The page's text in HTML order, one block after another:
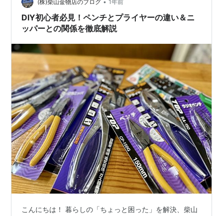
(株)柴山金物店のブログ • 1年前
DIY初心者必見！ペンチとプライヤーの違い＆ニ
ッパーとの関係を徹底解説
こんにちは！ 暮らしの「ちょっと困った」を解決、柴山